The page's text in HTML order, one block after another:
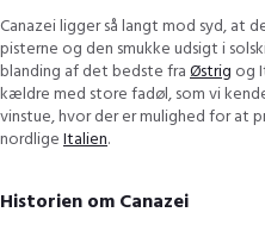
Canazei ligger så langt mod syd, at
pisterne og den smukke udsigt i
blanding af det bedste fraØstrig og
kældre med store fadøl, som vi
vinstue, hvor der er mulighed for at
nordligeItalien.
Historien om Canazei